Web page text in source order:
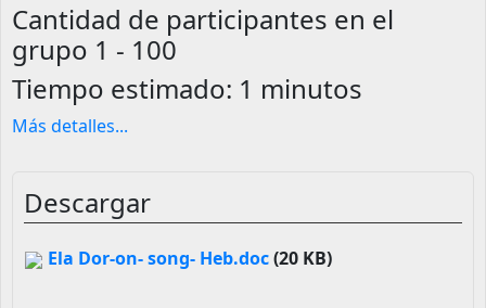
Cantidad de participantes en el
grupo 1 - 100
Tiempo estimado: 1 minutos
Más detalles...
Descargar
Ela Dor-on- song- Heb.doc(20 KB)